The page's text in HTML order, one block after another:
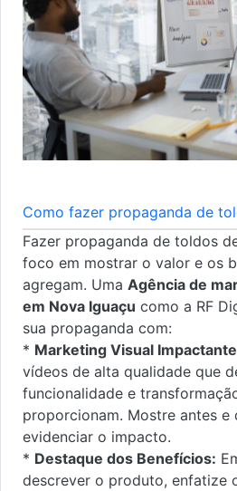
Como fazer propaganda de
Fazer propaganda de toldos
foco em mostrar o valor e os
agregam. Uma Agência de
em Nova Iguaçu como a RF
sua propaganda com:
* Marketing Visual
vídeos de alta qualidade que
funcionalidade e
proporcionam. Mostre antes e
evidenciar o impacto.
* Destaque dos Benefícios:
descrever o produto, enfatize